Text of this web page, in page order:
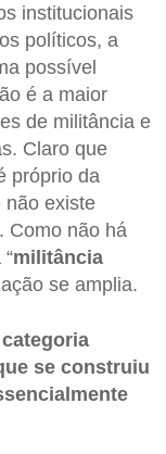
institucionais
políticos, a
possível
é a maior
de militância e
Claro que
próprio da
não existe
Como não há
militância
se amplia.
se construiu